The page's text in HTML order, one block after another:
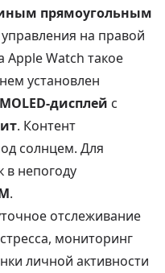
прямоугольным
на правой
Watch такое
установлен
дисплей с
. Контент
солнцем. Для
в непогоду
.
отслеживание
мониторинг
личной активности